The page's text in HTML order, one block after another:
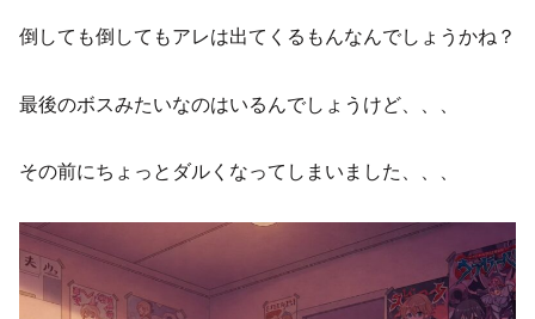
倒しても倒してもアレは出てくるもんなんでしょうかね？
最後のボスみたいなのはいるんでしょうけど、、、
その前にちょっとダルくなってしまいました、、、